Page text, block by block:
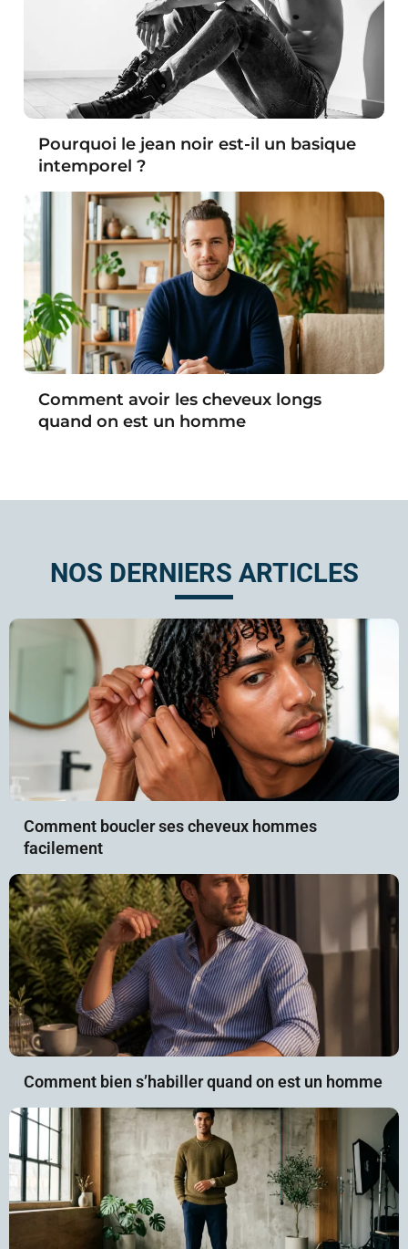
Pourquoi le jean noir est-il un basique
intemporel ?
Comment avoir les cheveux longs
quand on est un homme
NOS DERNIERS ARTICLES
Comment boucler ses cheveux hommes
facilement
Comment bien s’habiller quand on est un homme